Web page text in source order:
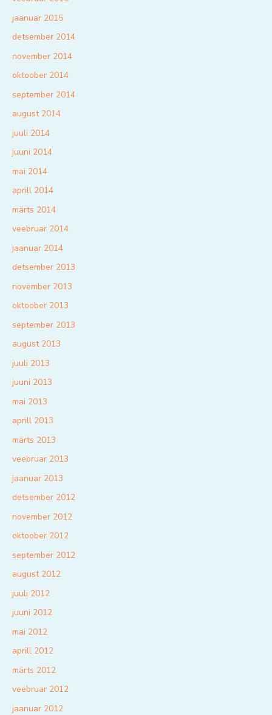
jaanuar 2015
detsember 2014
november 2014
oktoober 2014
september 2014
august 2014
juuli 2014
juuni 2014
mai 2014
aprill 2014
märts 2014
veebruar 2014
jaanuar 2014
detsember 2013
november 2013
oktoober 2013
september 2013
august 2013
juuli 2013
juuni 2013
mai 2013
aprill 2013
märts 2013
veebruar 2013
jaanuar 2013
detsember 2012
november 2012
oktoober 2012
september 2012
august 2012
juuli 2012
juuni 2012
mai 2012
aprill 2012
märts 2012
veebruar 2012
jaanuar 2012